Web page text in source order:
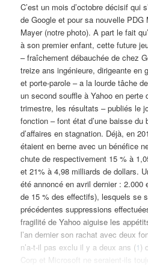
C’est un mois d’octobre décisif qui
de Google et pour sa nouvelle PDG
Mayer (notre photo). A part le fait
à son premier enfant, cette future
– fraîchement débauchée de chez
treize ans ingénieure, dirigeante en
et porte-parole – a la lourde tâche
un second souffle à Yahoo en
trimestre, les résultats – publiés le
fonction – font état d’une baisse du
d’affaires en stagnation. Déjà, en
étaient en berne avec un bénéfice
chute de respectivement 15 % à
et 21% à 4,98 milliards de dollars.
été annoncé en avril dernier : 2.000
de 15 % des effectifs), lesquels se
précédentes suppressions
fragilité de Yahoo aiguise les
l’an dernier son rachat avec deux
n’a-t-il pas exclu il y a deux ans (1)
Corp et Microsoft ne seraient-ils